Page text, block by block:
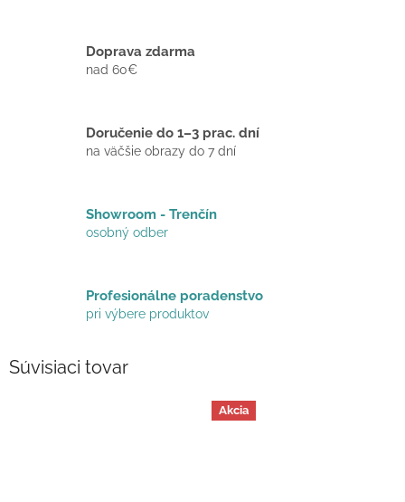
Doprava zdarma
nad 60€
Doručenie do 1–3 prac. dní
na väčšie obrazy do 7 dní
Showroom - Trenčín
osobný odber
Profesionálne poradenstvo
pri výbere produktov
Súvisiaci tovar
Akcia